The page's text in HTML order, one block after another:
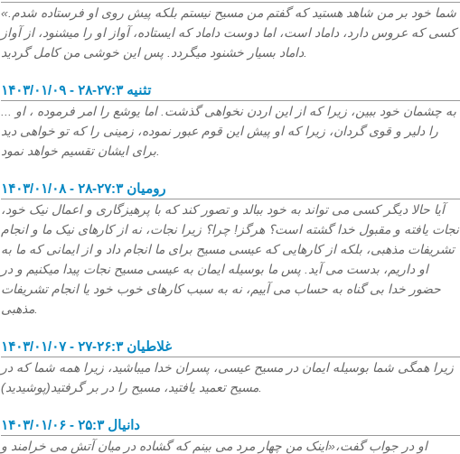
«شما خود بر من شاهد هستید که گفتم من مسیح نیستم بلکه پیش روی او فرستاده شدم.
کسی که عروس دارد، داماد است، اما دوست داماد که ایستاده، آواز او را میشنود، از آواز
۱۴۰۳/۰۱/۰۹ - تثنیه ۲۷:۳-۲۸
را دلیر و قوی گردان، زیرا که او پیش این قوم عبور نموده، زمینی را که تو خواهی دید
۱۴۰۳/۰۱/۰۸ - رومیان ۲۷:۳-۲۸
آیا حالا دیگر کسی می تواند به خود ببالد و تصور کند که با پرهیزگاری و اعمال نیک خود،
نجات یافته و مقبول خدا گشته است؟ هرگز! چرا؟ زیرا نجات، نه از کارهای نیک ما و انجام
تشریفات مذهبی، بلکه از کارهایی که عیسی مسیح برای ما انجام داد و از ایمانی که ما به
او داریم، بدست می آید. پس ما بوسیله ایمان به عیسی مسیح نجات پیدا میکنیم و در
حضور خدا بی گناه به حساب می آییم، نه به سبب کارهای خوب خود یا انجام تشریفات
۱۴۰۳/۰۱/۰۷ - غلاطیان ۲۶:۳-۲۷
زیرا همگی شما بوسیله ایمان در مسیح عیسی، پسران خدا میباشید، زیرا همه شما که در
۱۴۰۳/۰۱/۰۶ - دانیال ۲۵:۳
او در جواب گفت،«اینک من چهار مرد می بینم که گشاده در میان آتش می خرامند و